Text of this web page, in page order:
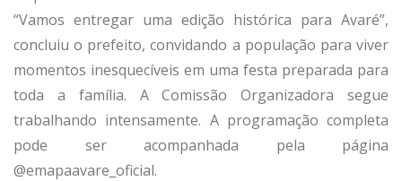
“Vamos entregar uma edição histórica para Avaré”,
concluiu o prefeito, convidando a população para viver
momentos inesquecíveis em uma festa preparada para
toda a família. A Comissão Organizadora segue
trabalhando intensamente. A programação completa
pode ser acompanhada pela página
@emapaavare_oficial.